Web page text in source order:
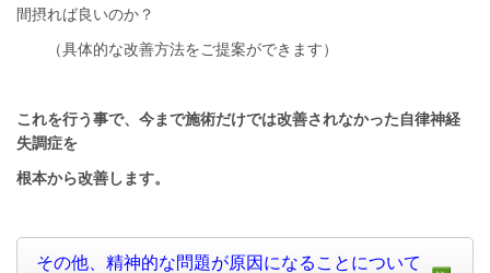
間摂れば良いのか？
（具体的な改善方法をご提案ができます）
これを行う事で、今まで施術だけでは改善されなかった自律神経
失調症を
根本から改善します。
その他、精神的な問題が原因になることについて